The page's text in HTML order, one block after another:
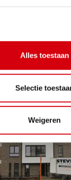
Alles toestaan
Selectie
Weigeren
te MORKHOVEN
101